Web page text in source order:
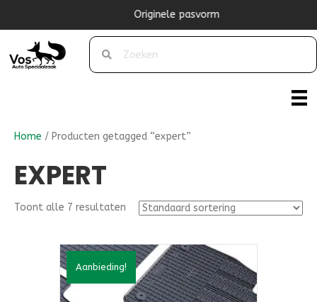
Originele pasvorm
Home / Producten getagged “expert”
EXPERT
Toont alle 7 resultaten
Aanbieding!